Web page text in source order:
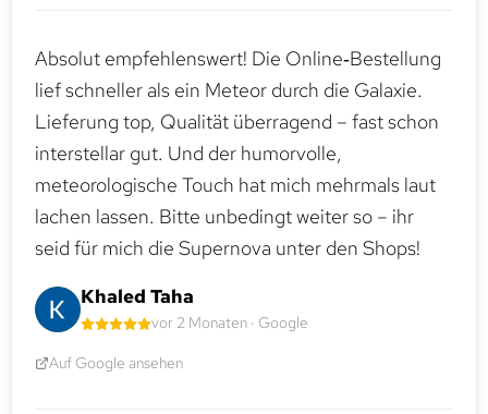
Absolut empfehlenswert! Die Online‑Bestellung
lief schneller als ein Meteor durch die Galaxie.
Lieferung top, Qualität überragend – fast schon
interstellar gut. Und der humorvolle,
meteorologische Touch hat mich mehrmals laut
lachen lassen. Bitte unbedingt weiter so – ihr
seid für mich die Supernova unter den Shops!
Khaled Taha
vor 2 Monaten · Google
Auf Google ansehen